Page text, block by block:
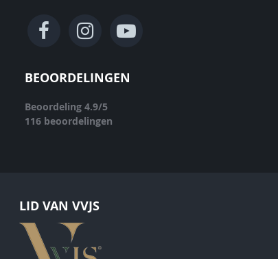
BEOORDELINGEN
Beoordeling 4.9/5
116 beoordelingen
LID VAN VVJS